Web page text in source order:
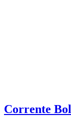
Corrente